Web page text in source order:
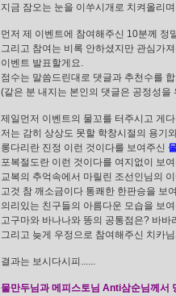
지금 잠오는 눈을 이쑤시개로 치켜올리
먼저 제 이벤트에 참여해주신 10분께 정
그리고 참여는 비록 안하셨지만 관심가
이벤트 발표할게요.
점수는 말씀드린대로 댓글과 추천수를
(같은 분 내지는 본인의 댓글은 공정성
제일먼저 이벤트의 물꼬를 터주시고 게
저는 감히 상상도 못할 학창시절의 용기
롱다리란 진정 이런 것이다를 보여주신
포복절도란 이런 것이다를 여지없이 보여
교복의 추억속에서 마릴린 조선인님의
고것 참 깨소금이다 통쾌한 한판승을 보
의리있는 친구들의 아름다운 모습을 보
고구마와 바나나와 똥의 공통점은? 바바
그리고 늦게 우정으로 참여해주신 치카
결과는 보시다시피......
물만두님과 메피스토님 Anti삼순님께서